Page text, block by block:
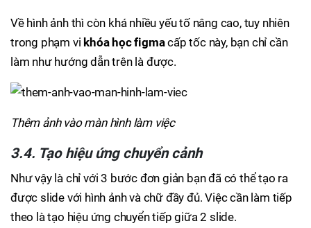
Về hình ảnh thì còn khá nhiều yếu tố nâng cao, tuy nhiên
trong phạm vi khóa học figmacấp tốc này, bạn chỉ cần
làm như hướng dẫn trên là được.
Thêm ảnh vào màn hình làm việc
3.4. Tạo hiệu ứng chuyển cảnh
Như vậy là chỉ với 3 bước đơn giản bạn đã có thể tạo ra
được slide với hình ảnh và chữ đầy đủ. Việc cần làm tiếp
theo là tạo hiệu ứng chuyển tiếp giữa 2 slide.